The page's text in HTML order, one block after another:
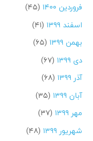
فروردین ۱۴۰۰
(۴۵)
اسفند ۱۳۹۹
(۴۱)
بهمن ۱۳۹۹
(۶۵)
دی ۱۳۹۹
(۶۷)
آذر ۱۳۹۹
(۶۸)
آبان ۱۳۹۹
(۳۵)
مهر ۱۳۹۹
(۳۷)
شهریور ۱۳۹۹
(۴۸)